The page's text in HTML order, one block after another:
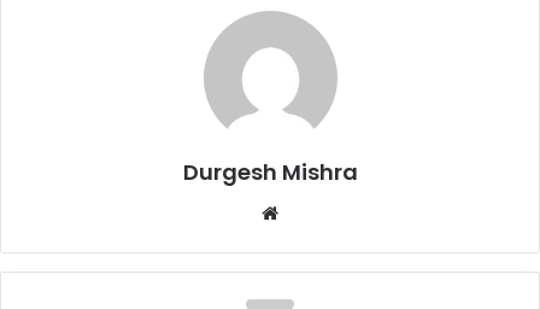
Durgesh Mishra
Website